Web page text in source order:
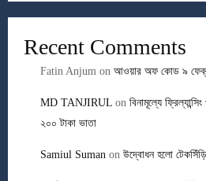
Recent Comments
Fatin Anjum on আওয়ার অফ কোড ৯
MD TANJIRUL on বিনামূল্যে
২০০ টাকা ভাতা
Samiul Suman on উদ্বোধন হলো